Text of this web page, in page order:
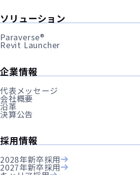
ソリューション
Paraverse®
Revit Launcher
企業情報
代表メッセージ
会社概要
沿革
決算公告
採用情報
2028年新卒採用
2027年新卒採用